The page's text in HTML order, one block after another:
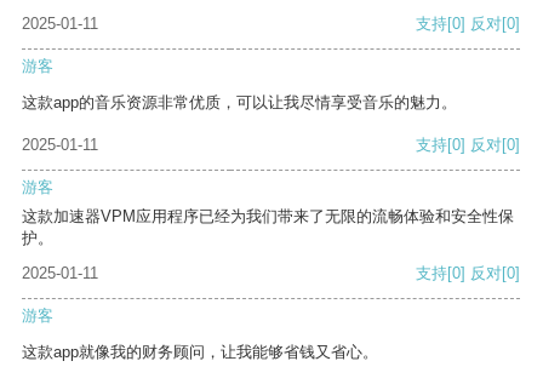
2025-01-11
支持[0] 反对[0]
游客
这款app的音乐资源非常优质，可以让我尽情享受音乐的魅力。
2025-01-11 支持[0] 反对[0]
游客
这款加速器VPM应用程序已经为我们带来了无限的流畅体验和安全性保
护。
2025-01-11
支持[0] 反对[0]
游客
这款app就像我的财务顾问，让我能够省钱又省心。